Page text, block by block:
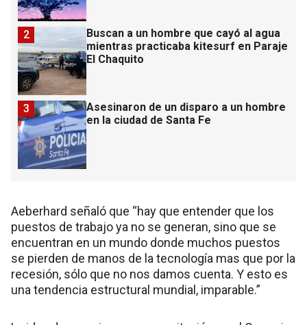
Buscan a un hombre que cayó al agua
mientras practicaba kitesurf en Paraje
El Chaquito
2
Asesinaron de un disparo a un hombre
en la ciudad de Santa Fe
3
Aeberhard señaló que “hay que entender que los
puestos de trabajo ya no se generan, sino que se
encuentran en un mundo donde muchos puestos
se pierden de manos de la tecnología mas que por la
recesión, sólo que no nos damos cuenta. Y esto es
una tendencia estructural mundial, imparable.”